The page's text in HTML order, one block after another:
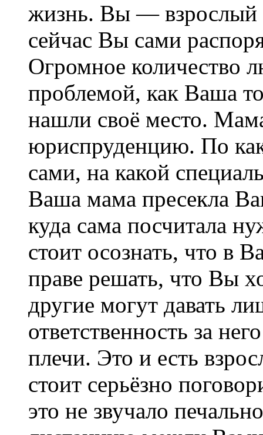
жизнь. Вы — взрослый
сейчас Вы сами
Огромное количество
проблемой, как Ваша
нашли своё место.
юриспруденцию. По
сами, на какой
Ваша мама пресекла
куда сама посчитала
стоит осознать, что в
праве решать, что Вы
другие могут давать
ответственность за
плечи. Это и есть
стоит серьёзно
это не звучало